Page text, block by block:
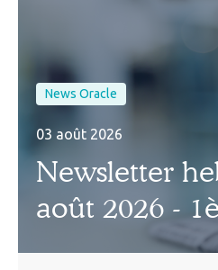
News Oracle
03 août 2026
Newsletter
août 2026 -